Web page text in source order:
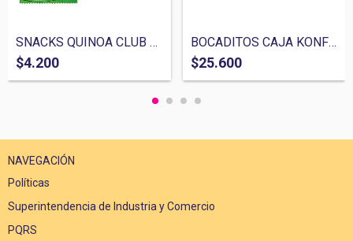
SNACKS QUINOA CLUB 12 GR
$4.200
BOCADITOS CAJA KONFYT
$25.600
NAVEGACIÓN
Políticas
Superintendencia de Industria y Comercio
PQRS